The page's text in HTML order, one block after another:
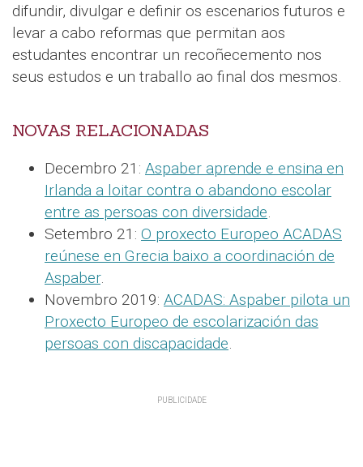
difundir, divulgar e definir os escenarios futuros e
levar a cabo reformas que permitan aos
estudantes encontrar un recoñecemento nos
seus estudos e un traballo ao final dos mesmos.
NOVAS RELACIONADAS
Decembro 21: Aspaber aprende e ensina en
Irlanda a loitar contra o abandono escolar
entre as persoas con diversidade.
Setembro 21: O proxecto Europeo ACADAS
reúnese en Grecia baixo a coordinación de
Aspaber.
Novembro 2019: ACADAS: Aspaber pilota un
Proxecto Europeo de escolarización das
persoas con discapacidade.